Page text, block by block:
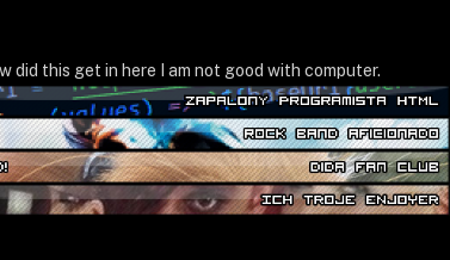
did this get in here I am not good with computer.